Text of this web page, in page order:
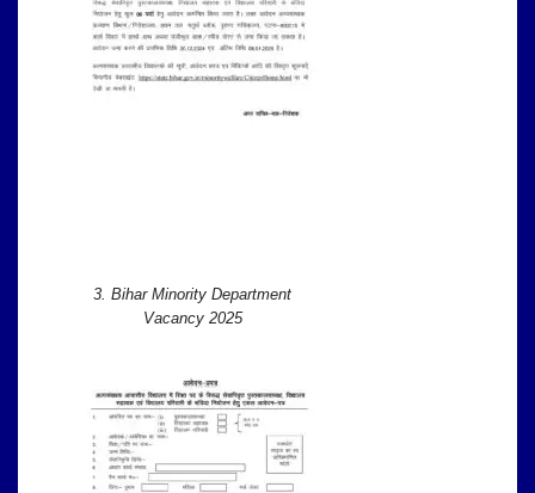
3. Bihar Minority Department
Vacancy 2025